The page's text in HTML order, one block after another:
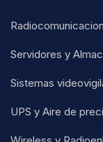
Servidores y
Sistemas
UPS y Aire de